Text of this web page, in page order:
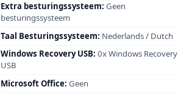
Extra besturingssysteem: Geen
besturingssysteem
Taal Besturingssysteem: Nederlands / Dutch
Windows Recovery USB: 0x Windows Recovery
USB
Microsoft Office: Geen